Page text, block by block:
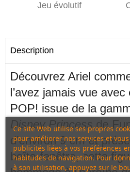
Jeu évolutif
Description
Découvrez Ariel
l’avez jamais vue
POP! issue de la
Disney Princessde
d’environ 9 cm et
boîte-fenêtre, cette
Ce site Web utilise ses propres
pour améliorer nos services et
publicités liées à vos préférences
habitudes de navigation. Pour
à son utilisation, appuyez sur le